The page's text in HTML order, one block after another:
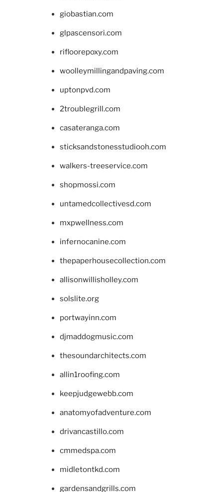
giobastian.com
glpascensori.com
rifloorepoxy.com
woolleymillingandpaving.com
uptonpvd.com
2troublegrill.com
casateranga.com
sticksandstonesstudiooh.com
walkers-treeservice.com
shopmossi.com
untamedcollectivesd.com
mxpwellness.com
infernocanine.com
thepaperhousecollection.com
allisonwillisholley.com
solslite.org
portwayinn.com
djmaddogmusic.com
thesoundarchitects.com
allin1roofing.com
keepjudgewebb.com
anatomyofadventure.com
drivancastillo.com
cmmedspa.com
midletontkd.com
gardensandgrills.com